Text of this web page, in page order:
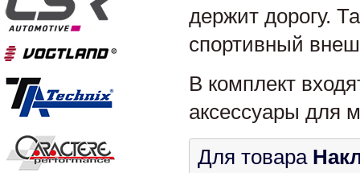
держит дорогу.
спортивный
В комплект
аксессуары для
Для товара